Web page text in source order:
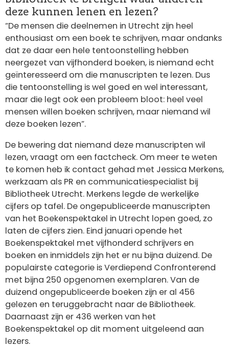
deze kunnen lenen en lezen?
“De mensen die deelnemen in Utrecht zijn heel
enthousiast om een boek te schrijven, maar ondanks
dat ze daar een hele tentoonstelling hebben
neergezet van vijfhonderd boeken, is niemand echt
geïnteresseerd om die manuscripten te lezen. Dus
die tentoonstelling is wel goed en wel interessant,
maar die legt ook een probleem bloot: heel veel
mensen willen boeken schrijven, maar niemand wil
deze boeken lezen”.
De bewering dat niemand deze manuscripten wil
lezen, vraagt om een factcheck. Om meer te weten
te komen heb ik contact gehad met Jessica Merkens,
werkzaam als PR en communicatiespecialist bij
Bibliotheek Utrecht. Merkens legde de werkelijke
cijfers op tafel. De ongepubliceerde manuscripten
van het Boekenspektakel in Utrecht lopen goed, zo
laten de cijfers zien. Eind januari opende het
Boekenspektakel met vijfhonderd schrijvers en
boeken en inmiddels zijn het er nu bijna duizend. De
populairste categorie is Verdiepend Confronterend
met bijna 250 opgenomen exemplaren. Van de
duizend ongepubliceerde boeken zijn er al 456
gelezen en teruggebracht naar de Bibliotheek.
Daarnaast zijn er 436 werken van het
Boekenspektakel op dit moment uitgeleend aan
lezers.